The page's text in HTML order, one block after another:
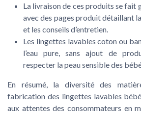
La livraison de ces produits se fait
avec des pages produit détaillant
et les conseils d’entretien.
Les lingettes lavables coton ou
l’eau pure, sans ajout de
respecter la peau sensible des
En résumé, la diversité des
fabrication des lingettes lavables
aux attentes des consommateurs en